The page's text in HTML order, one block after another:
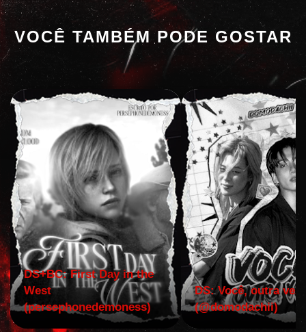
VOCÊ TAMBÉM PODE GOSTAR
DS+BC: First Day in the
West
(persephonedemoness)
DS: Você, outra vez!
(@domodachii)